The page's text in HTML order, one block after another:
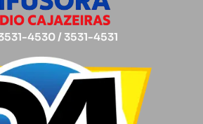
4530 / 3531-4531